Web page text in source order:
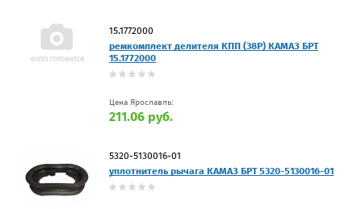
15.1772000
ремкомплект делителя КПП (38Р) КАМАЗ БРТ
15.1772000
Цена Ярославль:
211.06 руб.
5320-5130016-01
уплотнитель рычага КАМАЗ БРТ 5320-5130016-01